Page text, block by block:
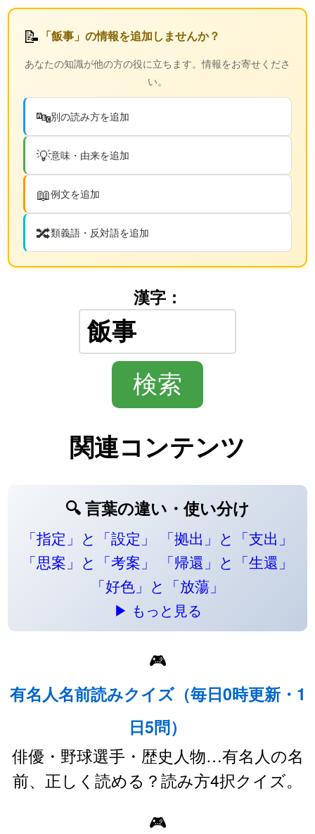
📝 「飯事」の情報を追加しませんか？
あなたの知識が他の方の役に立ちます。情報をお寄せくださ
い。
🔤別の読み方を追加
💡意味・由来を追加
📖例文を追加
🔀類義語・反対語を追加
漢字：
関連コンテンツ
🔍 言葉の違い・使い分け
「指定」と「設定」
「拠出」と「支出」
「思案」と「考案」
「帰還」と「生還」
「好色」と「放蕩」
▶ もっと見る
🎮
有名人名前読みクイズ（毎日0時更新・1
日5問）
俳優・野球選手・歴史人物…有名人の名
前、正しく読める？読み方4択クイズ。
🎮